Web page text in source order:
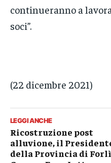
continueranno a
soci”.
(22 dicembre 2021)
LEGGI ANCHE
Ricostruzione post
alluvione, il
della Provincia di